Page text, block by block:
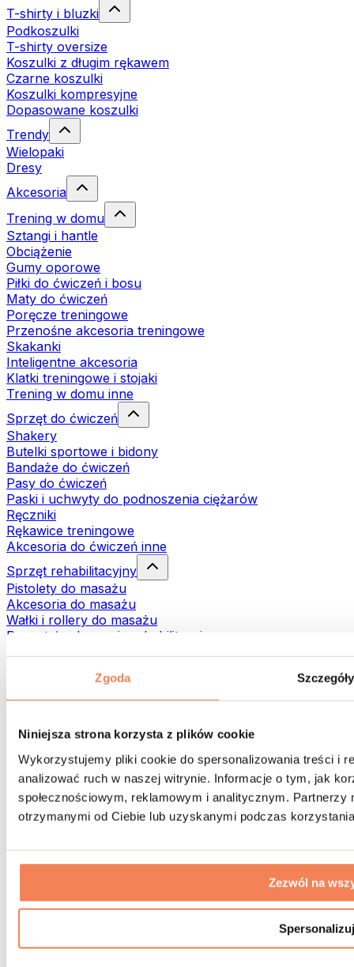
Zgoda Szczegóły
Niniejsza strona korzysta z plików cookie
Wykorzystujemy pliki cookie do spersonalizowania treści i
analizować ruch w naszej witrynie. Informacje o tym, jak
społecznościowym, reklamowym i analitycznym. Partnerzy
otrzymanymi od Ciebie lub uzyskanymi podczas
Zezwól na
Spersonalizuj
T-shirty i bluzki
Podkoszulki
T-shirty oversize
Koszulki z długim rękawem
Czarne koszulki
Koszulki kompresyjne
Dopasowane koszulki
Trendy
Wielopaki
Dresy
Akcesoria
Trening w domu
Sztangi i hantle
Obciążenie
Gumy oporowe
Piłki do ćwiczeń i bosu
Maty do ćwiczeń
Poręcze treningowe
Przenośne akcesoria treningowe
Skakanki
Inteligentne akcesoria
Klatki treningowe i stojaki
Trening w domu inne
Sprzęt do ćwiczeń
Shakery
Butelki sportowe i bidony
Bandaże do ćwiczeń
Pasy do ćwiczeń
Paski i uchwyty do podnoszenia ciężarów
Ręczniki
Rękawice treningowe
Akcesoria do ćwiczeń inne
Sprzęt rehabilitacyjny
Pistolety do masażu
Akcesoria do masażu
Wałki i rollery do masażu
Pozostałe akcesoria rehabilitacyjne
Torby i plecaki
Torby na żywność i akcesoria
Akcesoria dopasowane do aktywności
Bieganie
Sporty walki
Kolarstwo
Joga i pilates
Terapia zimnem
Trekking
Filtry i dzbanki do wody
Środki do prania